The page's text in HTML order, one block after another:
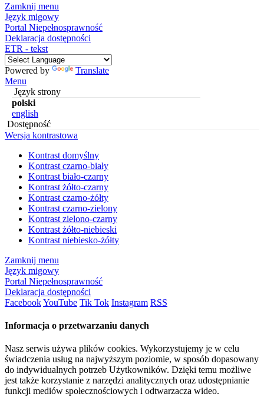
Zamknij menu
Język migowy
Portal Niepełnosprawność
Deklaracja dostępności
ETR - tekst
Powered by
Translate
Menu
Język strony
polski
english
Dostępność
Wersja kontrastowa
Kontrast domyślny
Kontrast czarno-biały
Kontrast biało-czarny
Kontrast żółto-czarny
Kontrast czarno-żółty
Kontrast czarno-zielony
Kontrast zielono-czarny
Kontrast żółto-niebieski
Kontrast niebiesko-żółty
Zamknij menu
Język migowy
Portal Niepełnosprawność
Deklaracja dostępności
FacebookYouTube Tik Tok Instagram RSS
Informacja o przetwarzaniu danych
Nasz serwis używa plików cookies. Wykorzystujemy je w celu
świadczenia usług na najwyższym poziomie, w sposób dopasowany
do indywidualnych potrzeb Użytkowników. Dzięki temu możliwe
jest także korzystanie z narzędzi analitycznych oraz udostępnianie
funkcji mediów społecznościowych i odtwarzacza wideo.